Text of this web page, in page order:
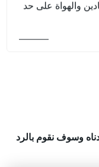
والهواة على حد
وسوف نقوم بالرد